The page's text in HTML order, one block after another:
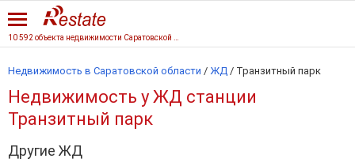
Недвижимость в Саратовской области / ЖД / Транзитный парк
Недвижимость у ЖД станции
Транзитный парк
Другие ЖД